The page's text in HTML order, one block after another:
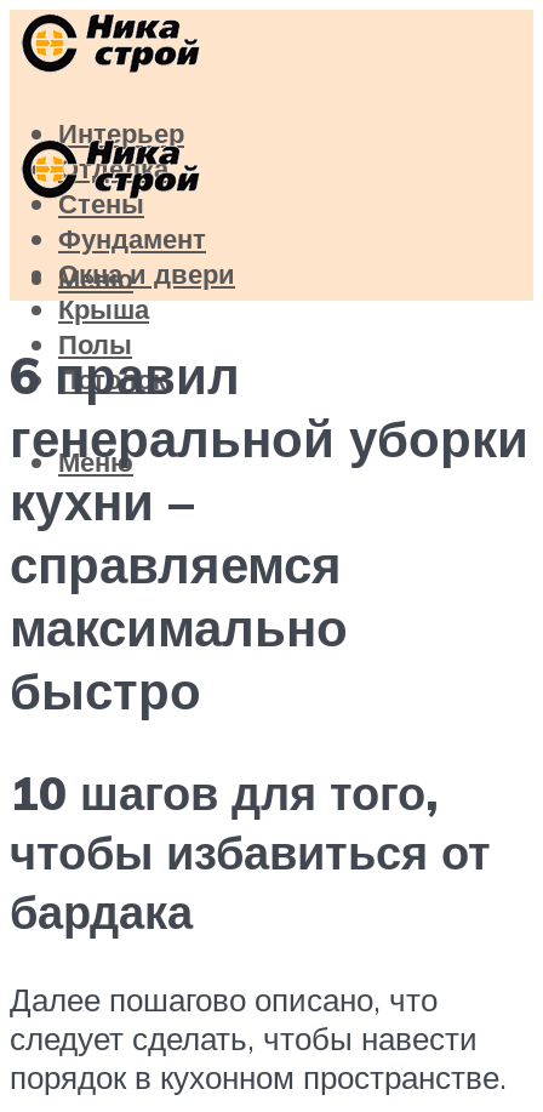
Интерьер
Отделка
Стены
Фундамент
Окна и двери
Крыша
Полы
Потолок
Меню
Меню
6 правил
генеральной уборки
кухни –
справляемся
максимально
быстро
10 шагов для того,
чтобы избавиться от
бардака
Далее пошагово описано, что
следует сделать, чтобы навести
порядок в кухонном пространстве.